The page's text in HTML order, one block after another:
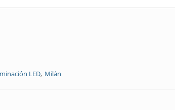
LED Milán
su luz